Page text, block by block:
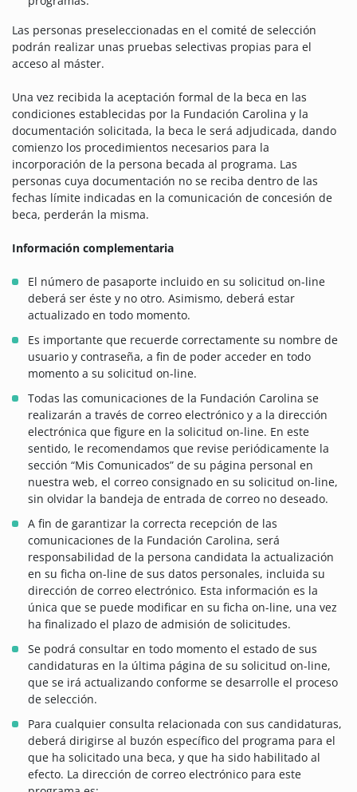
Las personas preseleccionadas en el comité de selección
podrán realizar unas pruebas selectivas propias para el
acceso al máster.
Una vez recibida la aceptación formal de la beca en las
condiciones establecidas por la Fundación Carolina y la
documentación solicitada, la beca le será adjudicada, dando
comienzo los procedimientos necesarios para la
incorporación de la persona becada al programa. Las
personas cuya documentación no se reciba dentro de las
fechas límite indicadas en la comunicación de concesión de
beca, perderán la misma.
Información complementaria
El número de pasaporte incluido en su solicitud on-line
deberá ser éste y no otro. Asimismo, deberá estar
actualizado en todo momento.
Es importante que recuerde correctamente su nombre de
usuario y contraseña, a fin de poder acceder en todo
momento a su solicitud on-line.
Todas las comunicaciones de la Fundación Carolina se
realizarán a través de correo electrónico y a la dirección
electrónica que figure en la solicitud on-line. En este
sentido, le recomendamos que revise periódicamente la
sección “Mis Comunicados” de su página personal en
nuestra web, el correo consignado en su solicitud on-line,
sin olvidar la bandeja de entrada de correo no deseado.
A fin de garantizar la correcta recepción de las
comunicaciones de la Fundación Carolina, será
responsabilidad de la persona candidata la actualización
en su ficha on-line de sus datos personales, incluida su
dirección de correo electrónico. Esta información es la
única que se puede modificar en su ficha on-line, una vez
ha finalizado el plazo de admisión de solicitudes.
Se podrá consultar en todo momento el estado de sus
candidaturas en la última página de su solicitud on-line,
que se irá actualizando conforme se desarrolle el proceso
de selección.
Para cualquier consulta relacionada con sus candidaturas,
deberá dirigirse al buzón específico del programa para el
que ha solicitado una beca, y que ha sido habilitado al
efecto. La dirección de correo electrónico para este